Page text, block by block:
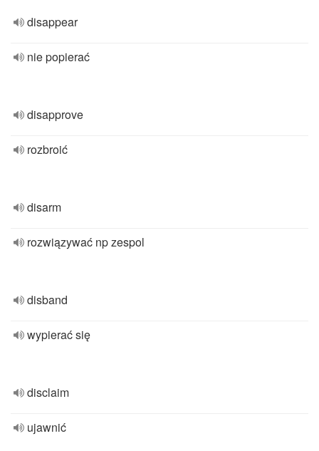
disappear
nie popierać
disapprove
rozbroić
disarm
rozwiązywać np zespol
disband
wypierać się
disclaim
ujawnić